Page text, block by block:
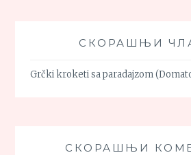
СКОРАШЊИ
Grčki kroketi sa paradajzom
СКОРАШЊИ